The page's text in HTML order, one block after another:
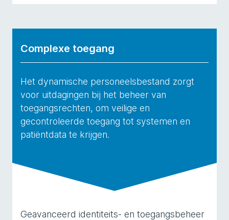
Complexe toegang
Het dynamische personeelsbestand zorgt
voor uitdagingen bij het beheer van
toegangsrechten, om veilige en
gecontroleerde toegang tot systemen en
patiëntdata te krijgen.
Geavanceerd identiteits- en toegangsbeheer